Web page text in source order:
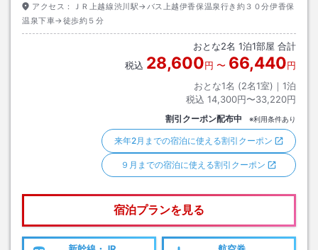
アクセス：
ＪＲ上越線渋川駅→バス上越伊香保温泉行き約３０分伊香保
温泉下車→徒歩約５分
おとな2名 1泊1部屋 合計
税込 28,600円 〜 66,440円
おとな1名 (2名1室)｜ 1泊
税込 14,300円〜33,220円
割引クーポン配布中 ※利用条件あり
来年2月までの宿泊に使える割引クーポン
９月までの宿泊に使える割引クーポン
宿泊プランを見る